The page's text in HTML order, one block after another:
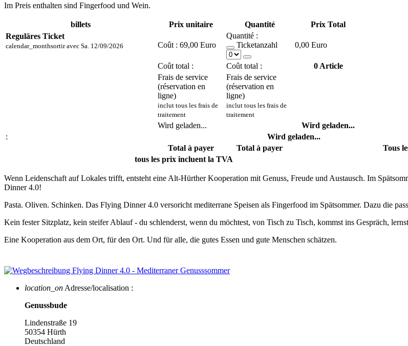
Im Preis enthalten sind Fingerfood und Wein.
billets Prix unitaire Quantité
Prix Total
Reguläres Ticket
calendar_monthsortir avec Sa. 12/09/2026 Coût : 69,00 Euro
Quantité :
Ticketanzahl
0,00 Euro
Coût total : Coût total : 0Article
Frais de service
(réservation en
ligne)
inclut tous les frais de
traitement
Frais de service
(réservation en
ligne)
inclut tous les frais de
traitement
Wird geladen...
Wird geladen...
:
Wird geladen...
Total à payer
Total à payer Tous
tous les prix incluent la TVA
Wenn Leidenschaft auf Lokales trifft, entsteht eine Alt-Hürther Kooperation mit Genuss, Freude und Austausch. Im
Dinner 4.0!
Pasta. Oliven. Schinken. Das Flying Dinner 4.0 versoricht mediterrane Speisen als Fingerfood im Spätsommer. Dazu die
Kein fester Sitzplatz, kein steifer Ablauf - du schlenderst, wenn du möchtest, von Tisch zu Tisch, kommst ins Gespräch,
Eine Kooperation aus dem Ort, für den Ort. Und für alle, die gutes Essen und gute Menschen schätzen.
location_on Adresse/localisation :
Genussbude
Lindenstraße 19
50354 Hürth
Deutschland